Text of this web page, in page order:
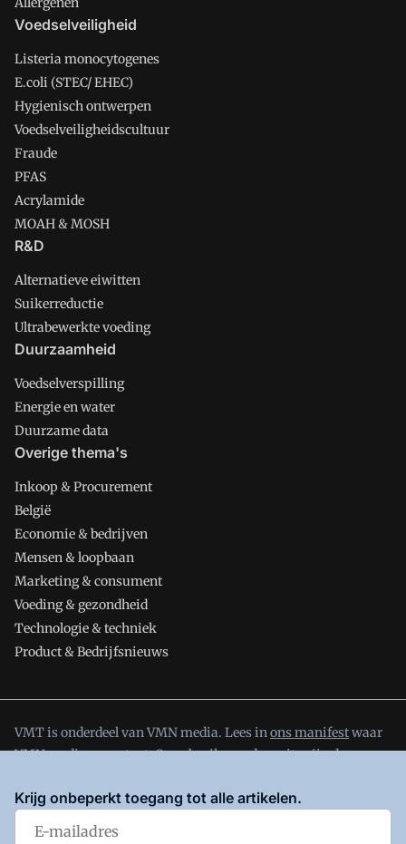
Voedselveiligheid
Listeria monocytogenes
E.coli (STEC/ EHEC)
Hygienisch ontwerpen
Voedselveiligheidscultuur
Fraude
PFAS
Acrylamide
MOAH & MOSH
R&D
Alternatieve eiwitten
Suikerreductie
Ultrabewerkte voeding
Duurzaamheid
Voedselverspilling
Energie en water
Duurzame data
Overige thema's
Inkoop & Procurement
België
Economie & bedrijven
Mensen & loopbaan
Marketing & consument
Voeding & gezondheid
Technologie & techniek
Product & Bedrijfsnieuws
VMT is onderdeel van VMN media. Lees inons manifestwaar
VMN media voor staat. Op gebruik van deze site zijn de
enPrivacy en Cookie beleid|Privacy instellingen
Krijg onbeperkt toegang tot alle artikelen.